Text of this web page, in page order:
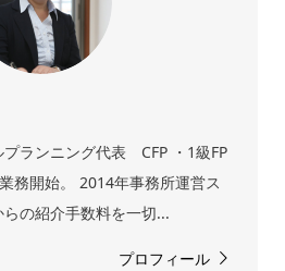
ランニング代表 CFP ・1級FP
務開始。 2014年事務所運営ス
の紹介手数料を一切...
プロフィール